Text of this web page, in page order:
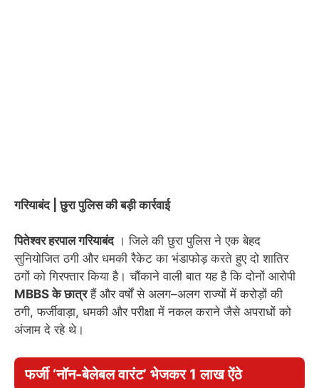
गरियाबंद | छुरा पुलिस की बड़ी कार्रवाई
पितेश्वर हरपाल गरियाबंद। जिले की छुरा पुलिस ने एक बेहद
सुनियोजित ठगी और धमकी रैकेट का भंडाफोड़ करते हुए दो शातिर
ठगों को गिरफ्तार किया है। चौंकाने वाली बात यह है कि दोनों आरोपी
MBBS के छात्रहैं और वर्षों से अलग–अलग राज्यों में करोड़ों की
ठगी, फर्जीवाड़ा, धमकी और परीक्षा में नकल कराने जैसे अपराधों को
अंजाम दे रहे थे।
फर्जी ‘नॉन-बेलेबल वारंट’ भेजकर 1 लाख ऐंठे